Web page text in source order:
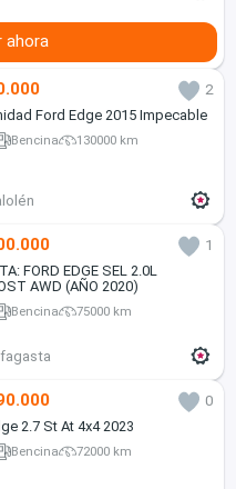
ahora
2
Ford Edge 2015 Impecable
Bencina 130000 km
1
FORD EDGE SEL 2.0L
AWD (AÑO 2020)
Bencina 75000 km
0
2.7 St At 4x4 2023
Bencina 72000 km